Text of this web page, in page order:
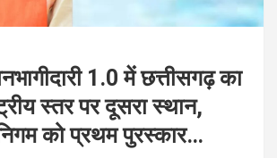
1.0 में छत्तीसगढ़ का
स्तर पर दूसरा स्थान,
को प्रथम पुरस्कार…